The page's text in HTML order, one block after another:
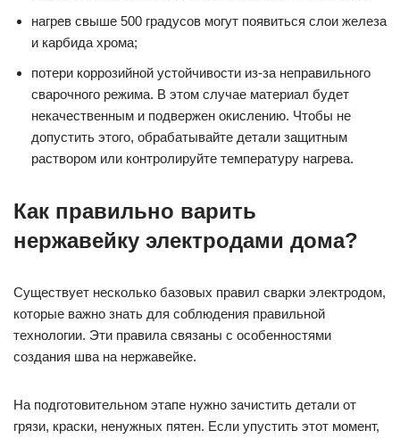
нагрев свыше 500 градусов могут появиться слои железа
и карбида хрома;
потери коррозийной устойчивости из-за неправильного
сварочного режима. В этом случае материал будет
некачественным и подвержен окислению. Чтобы не
допустить этого, обрабатывайте детали защитным
раствором или контролируйте температуру нагрева.
Как правильно варить
нержавейку электродами дома?
Существует несколько базовых правил сварки электродом,
которые важно знать для соблюдения правильной
технологии. Эти правила связаны с особенностями
создания шва на нержавейке.
На подготовительном этапе нужно зачистить детали от
грязи, краски, ненужных пятен. Если упустить этот момент,